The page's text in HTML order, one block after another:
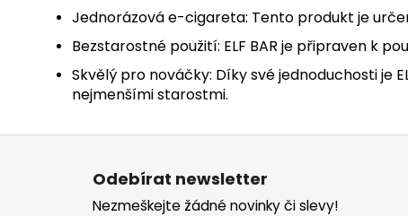
Jednorázová e-cigareta: Tento produkt je
Bezstarostné použití: ELF BAR je připraven k
Skvělý pro nováčky: Díky své jednoduchosti je
nejmenšími starostmi.
Z
Odebírat newsletter
Nezmeškejte žádné novinky či slevy!